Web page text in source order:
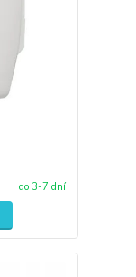
do 3-7 dní